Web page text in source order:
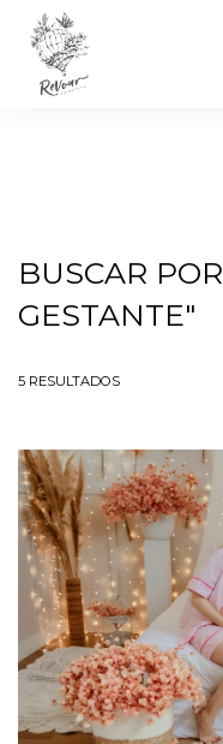
BUSCAR POR
GESTANTE"
5 RESULTADOS